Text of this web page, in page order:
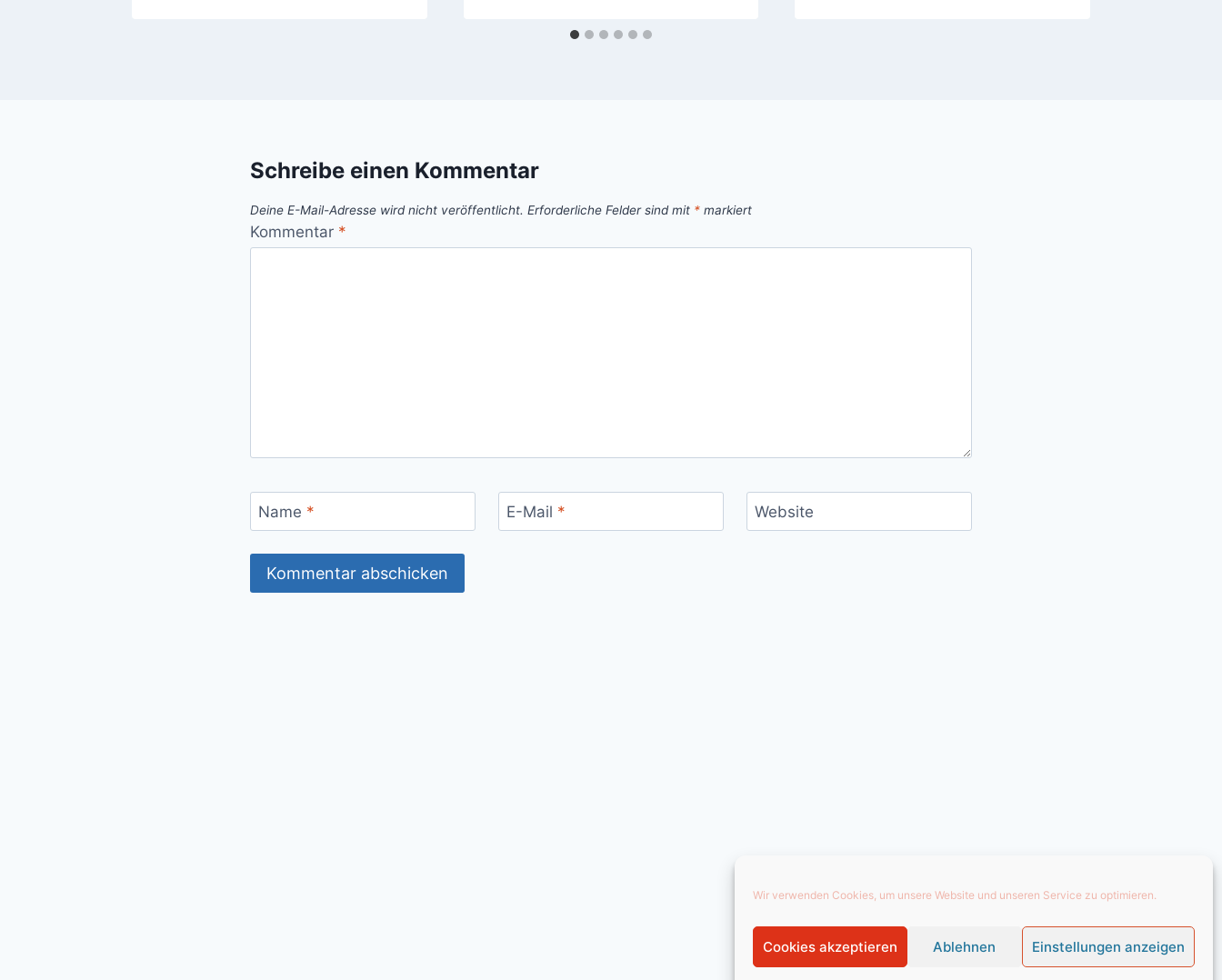
Wir verwenden Cookies, um unsere Website und unseren Service zu optimieren.
Cookies akzeptieren Ablehnen Einstellungen anzeigen
Schreibe einen Kommentar
Deine E-Mail-Adresse wird nicht veröffentlicht. Erforderliche Felder sind mit * markiert
Kommentar *
Name * E-Mail * Website